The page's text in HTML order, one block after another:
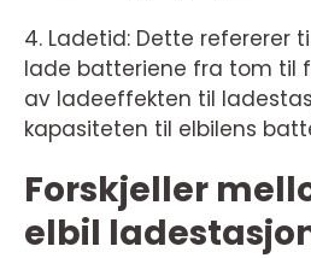
4. Ladetid: Dette refererer
lade batteriene fra tom til
av ladeeffekten til
kapasiteten til elbilens
Forskjeller
elbil